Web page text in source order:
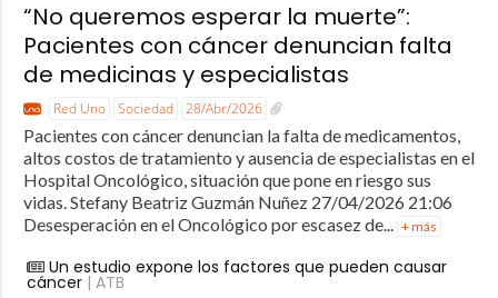
“No queremos esperar la muerte”:
Pacientes con cáncer denuncian falta
de medicinas y especialistas
Red Uno Sociedad 28/Abr/2026
Pacientes con cáncer denuncian la falta de medicamentos,
altos costos de tratamiento y ausencia de especialistas en el
Hospital Oncológico, situación que pone en riesgo sus
vidas. Stefany Beatriz Guzmán Nuñez 27/04/2026 21:06
Desesperación en el Oncológico por escasez de... + más
Un estudio expone los factores que pueden causar
cáncer| ATB